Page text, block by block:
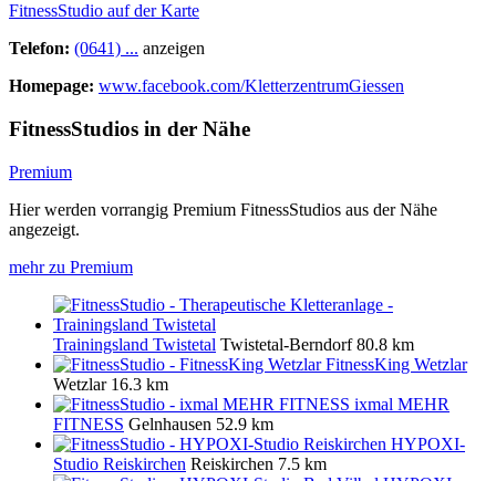
FitnessStudio auf der Karte
Telefon: (0641) ... anzeigen
Homepage: www.facebook.com/KletterzentrumGiessen
FitnessStudios in der Nähe
Premium
Hier werden vorrangig Premium FitnessStudios aus der Nähe
angezeigt.
mehr zu Premium
Trainingsland Twistetal Twistetal-Berndorf 80.8 km
FitnessKing Wetzlar
Wetzlar 16.3 km
ixmal MEHR
FITNESS Gelnhausen 52.9 km
HYPOXI-
Studio Reiskirchen Reiskirchen 7.5 km